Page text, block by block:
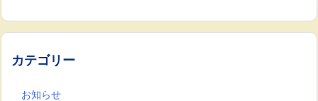
カテゴリー
お知らせ